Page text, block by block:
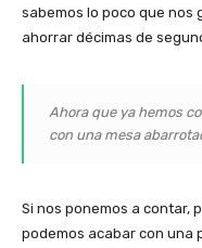
sabemos lo poco que nos
ahorrar décimas de
Ahora que ya hemos
con una mesa
Si nos ponemos a contar,
podemos acabar con una